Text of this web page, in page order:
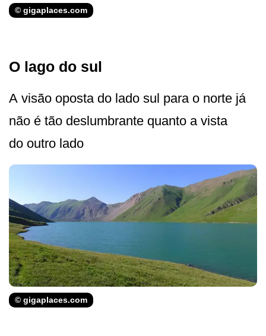
© gigaplaces.com
O lago do sul
A visão oposta do lado sul para o norte já
não é tão deslumbrante quanto a vista
do outro lado
© gigaplaces.com